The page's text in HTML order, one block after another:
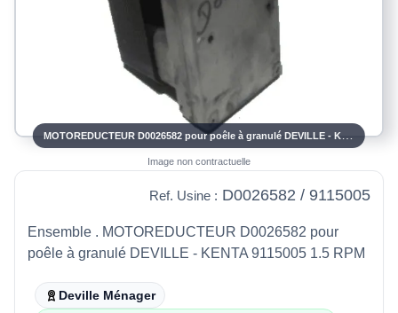
MOTOREDUCTEUR D0026582 pour poêle à granulé DEVILLE - KENTA K 911 5 005
Image non contractuelle
Ref. Usine : D0026582 / 9115005
Ensemble . MOTOREDUCTEUR D0026582 pour
poêle à granulé DEVILLE - KENTA 9115005 1.5 RPM
Deville Ménager